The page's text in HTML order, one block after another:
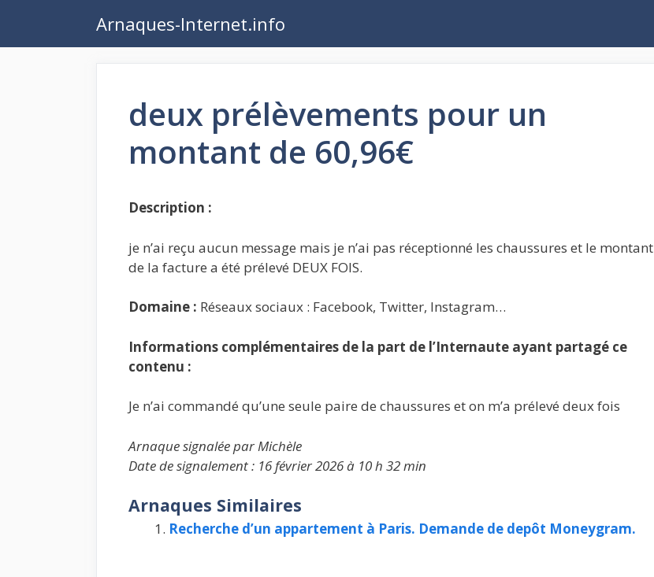
contenu
Arnaques-Internet.info
deux prélèvements pour un
montant de 60,96€
Description :
je n’ai reçu aucun message mais je n’ai pas réceptionné les chaussures et le montant
de la facture a été prélevé DEUX FOIS.
Domaine : Réseaux sociaux : Facebook, Twitter, Instagram…
Informations complémentaires de la part de l’Internaute ayant partagé ce
contenu :
Je n’ai commandé qu’une seule paire de chaussures et on m’a prélevé deux fois
Arnaque signalée par Michèle
Date de signalement : 16 février 2026 à 10 h 32 min
Arnaques Similaires
Recherche d’un appartement à Paris. Demande de depôt Moneygram.